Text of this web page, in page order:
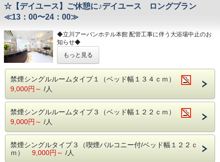
●長期滞在も快適！ ●全室インターネット有線ＬＡＮ接続無
料 ●本館の男女別展望風呂利用可！ ●ビジネス・観光の拠点
「立川」をご利用の際は是非お越し下さい♪ ※泊数が２泊未
い。 詳しくはホテルまでお問合せ下さいませ。
◆立川アーバンホテル展望風呂営業時間のお知らせ◆
(営業時間 17:00～25:00）※最終受付、24：30迄
になります
☆【デイユース】ご休憩に♪デイユース ロングプラン
≪13：00〜24：00≫
◆立川アーバンホテル本館 配管工事に伴う大浴場中止のお
知らせ◆
2026年4月22日（水）
上記日程、立川アーバンホテル本館の配管工事の為、
4月22日（水）にご宿泊いただくお客様にはご不便をおかけ
チェックイン13：00〜チェックアウト24：00までのご休憩
主に日曜・祝日に限定して販売してますが、稀に平日もご提
供させて頂いております。
☆ご利用時間内は外出自由！お食事やお買い物にも行けちゃ
もっと見る
禁煙シングルルームタイプ１（ベッド幅１３４ｃｍ）
9,000円～ /人
禁煙シングルルームタイプ３（ベッド幅１２２ｃｍ）
9,000円～ /人
禁煙シングルタイプ３（喫煙バルコニー付/ベッド幅１２２ｃ
ｍ） 9,000円～ /人